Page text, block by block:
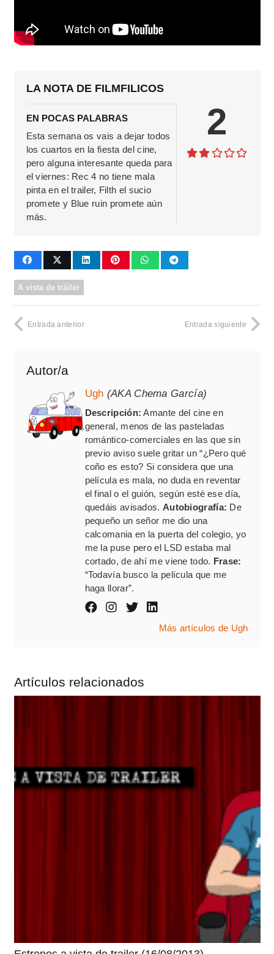
LA NOTA DE FILMFILICOS
EN POCAS PALABRAS
Esta semana os vais a dejar todos
los cuartos en la fiesta del cine,
pero alguna interesante queda para
el viernes: Rec 4 no tiene mala
pinta en el trailer, Filth el sucio
promete y Blue ruin promete aún
más.
2
A vista de tráiler
Entrada anterior Entrada siguiente
Autor/a
Ugh (AKA Chema García)
Descripción: Amante del cine en
general, menos de las pasteladas
romántico-comerciales en las que sin
previo aviso suele gritar un “¿Pero qué
coño es esto? Si considera que una
película es mala, no duda en reventar
el final o el guión, según esté ese día,
quedáis avisados. Autobiografía: De
pequeño un señor me dio una
calcomania en la puerta del colegio, yo
me la puse pero el LSD estaba mal
cortado, de ahí me viene todo. Frase:
“Todavía busco la película que me
haga llorar”.
Más artículos de Ugh
Artículos relacionados